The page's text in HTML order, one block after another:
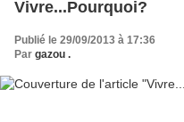
Vivre...Pourquoi?
Publié le 29/09/2013 à 17:36
Par gazou .